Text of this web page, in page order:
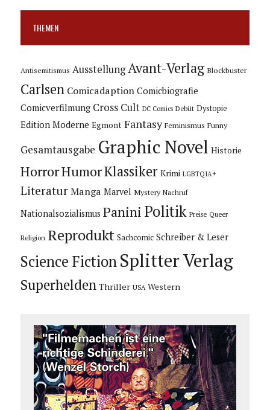
THEMEN
Antisemitismus Ausstellung Avant-Verlag Blockbuster
Carlsen Comicadaption Comicbiografie
Comicverfilmung Cross Cult DC Comics Debüt Dystopie
Edition Moderne Egmont Fantasy Feminismus Funny
Gesamtausgabe Graphic Novel Historie
HorrorHumorKlassiker Krimi LGBTQIA+
Literatur Manga Marvel Mystery Nachruf
Nationalsozialismus Panini Politik Preise Queer
Religion Reprodukt Sachcomic Schreiber & Leser
Science Fiction Splitter Verlag
Superhelden Thriller USA Western